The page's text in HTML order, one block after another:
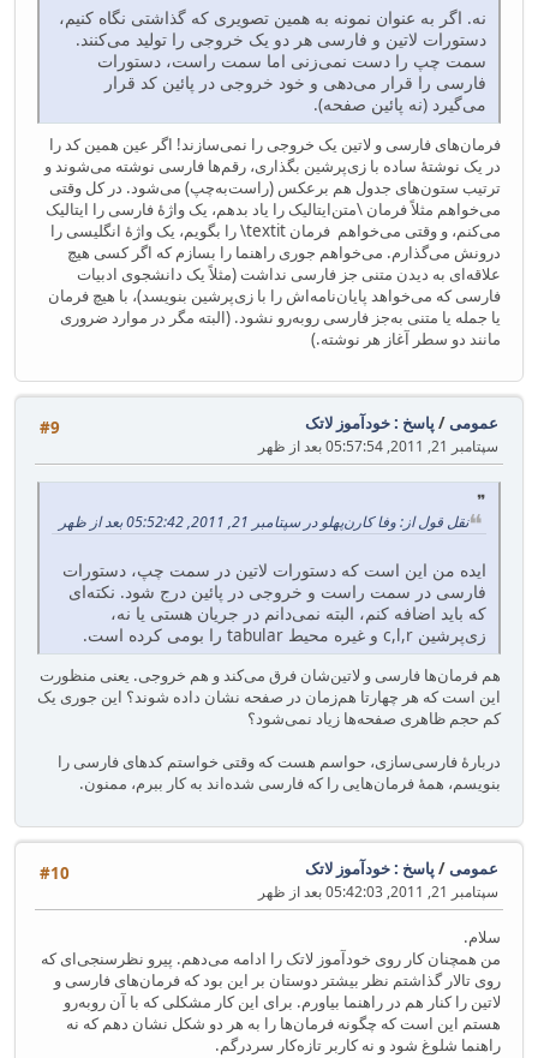
نه. اگر به عنوان نمونه به همین تصویری که گذاشتی نگاه کنیم،
دستورات لاتین و فارسی هر دو یک خروجی را تولید می‌کنند.
سمت چپ را دست نمی‌زنی اما سمت راست، دستورات
فارسی را قرار می‌دهی و خود خروجی در پائین کد قرار
می‌گیرد (نه پائین صفحه).
فرمان‌های فارسی و لاتین یک خروجی را نمی‌سازند! اگر عین همین کد را
در یک نوشتهٔ ساده با زی‌پرشین بگذاری، رقم‌ها فارسی نوشته می‌شوند و
ترتیب ستون‌های جدول هم برعکس (راست‌به‌چپ) می‌شود. در کل وقتی
می‌خواهم مثلاً فرمان \متن‌ایتالیک را یاد بدهم، یک واژهٔ فارسی را ایتالیک
می‌کنم، و وقتی می‌خواهم فرمان textit\ را بگویم، یک واژهٔ انگلیسی را
درونش می‌گذارم. می‌خواهم جوری راهنما را بسازم که اگر کسی هیچ
علاقه‌ای به دیدن متنی جز فارسی نداشت (مثلاً یک دانشجوی ادبیات
فارسی که می‌خواهد پایان‌نامه‌اش را با زی‌پرشین بنویسد)، با هیچ فرمان
یا جمله یا متنی به‌جز فارسی روبه‌رو نشود. (البته مگر در موارد ضروری
مانند دو سطر آغاز هر نوشته.)
#9 عمومی / پاسخ : خودآموز لاتک
سپتامبر 21, 2011, 05:57:54 بعد از ظهر
نقل قول از: وفا کارن‌پهلو در سپتامبر 21, 2011, 05:52:42 بعد از ظهر
ایده من این است که دستورات لاتین در سمت چپ، دستورات
فارسی در سمت راست و خروجی در پائین درج شود. نکته‌ای
که باید اضافه کنم، البته نمی‌دانم در جریان هستی یا نه،
زی‌پرشین c,l,r و غیره محیط tabular را بومی کرده است.
هم فرمان‌ها فارسی و لاتین‌شان فرق می‌کند و هم خروجی. یعنی منظورت
این است که هر چهارتا هم‌زمان در صفحه نشان داده شوند؟ این جوری یک
کم حجم ظاهری صفحه‌ها زیاد نمی‌شود؟
دربارهٔ فارسی‌سازی، حواسم هست که وقتی خواستم کدهای فارسی را
بنویسم، همهٔ فرمان‌هایی را که فارسی شده‌اند به کار ببرم، ممنون.
#10 عمومی/ پاسخ : خودآموز لاتک
سپتامبر 21, 2011, 05:42:03 بعد از ظهر
سلام.
من همچنان کار روی خودآموز لاتک را ادامه می‌دهم. پیرو نظرسنجی‌ای که
روی تالار گذاشتم نظر بیشتر دوستان بر این بود که فرمان‌های فارسی و
لاتین را کنار هم در راهنما بیاورم. برای این کار مشکلی که با آن روبه‌رو
هستم این است که چگونه فرمان‌ها را به هر دو شکل نشان دهم که نه
راهنما شلوغ شود و نه کاربر تازه‌کار سردرگم.